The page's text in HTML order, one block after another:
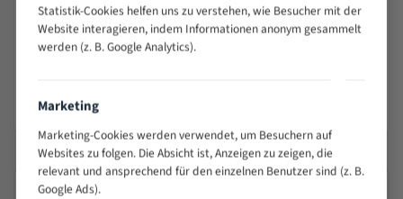
Drehzahlbereich einsetzen.
Beschädigte, gerissene, verschlissene oder überhitzte
Sägebänder nicht verwenden.
Kinder bestimmt.
Statistik-Cookies helfen uns zu verstehen, wie Besucher mit der
Website interagieren, indem Informationen anonym gesammelt
werden (z. B. Google Analytics).
Marketing
Marketing-Cookies werden verwendet, um Besuchern auf
Websites zu folgen. Die Absicht ist, Anzeigen zu zeigen, die
relevant und ansprechend für den einzelnen Benutzer sind (z. B.
Google Ads).